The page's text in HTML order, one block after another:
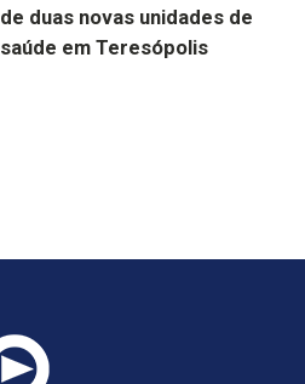
de duas novas unidades de
saúde em Teresópolis